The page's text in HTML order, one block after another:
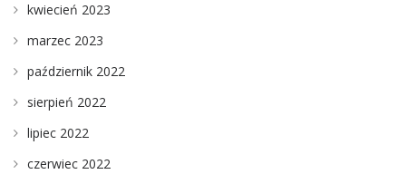
kwiecień 2023
marzec 2023
październik 2022
sierpień 2022
lipiec 2022
czerwiec 2022